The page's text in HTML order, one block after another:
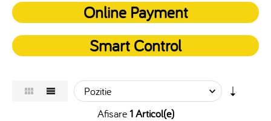
Online Payment
Smart Control
Afisare1 Articol(e)